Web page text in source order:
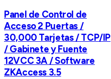
Panel de Control de
Acceso 2 Puertas /
30,000 Tarjetas / TCP/IP
/ Gabinete y Fuente
12VCC 3A / Software
ZKAccess 3.5